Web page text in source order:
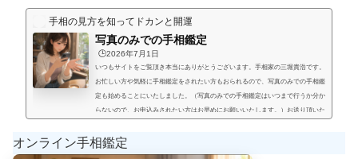
手相の見方を知ってドカンと開運
写真のみでの手相鑑定
🕒️2026年7月1日
いつもサイトをご覧頂き本当にありがとうございます。手相家の三堀貴浩です。
お忙しい方や気軽に手相鑑定をされたい方もおられるので、写真のみでの手相鑑
定も始めることにいたしました。（写真のみでの手相鑑定はいつまで行うか分か
らないので、お申込みされたい方はお早めにお願いいたします。）お送り頂いた
真のみでの手相鑑定では決まった料金と言うものは無く、お好きな金額を鑑定後
オンライン手相鑑定